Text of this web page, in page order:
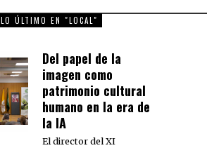
LO ÚLTIMO EN "LOCAL"
Del papel de la
imagen como
patrimonio cultural
humano en la era de
la IA
El director del XI